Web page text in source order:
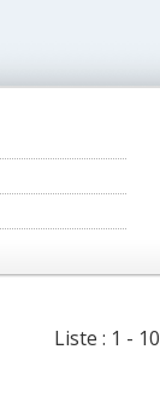
Liste : 1 - 10